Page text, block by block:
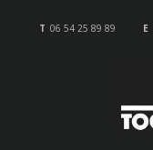
T 06 54 25 89 89 E